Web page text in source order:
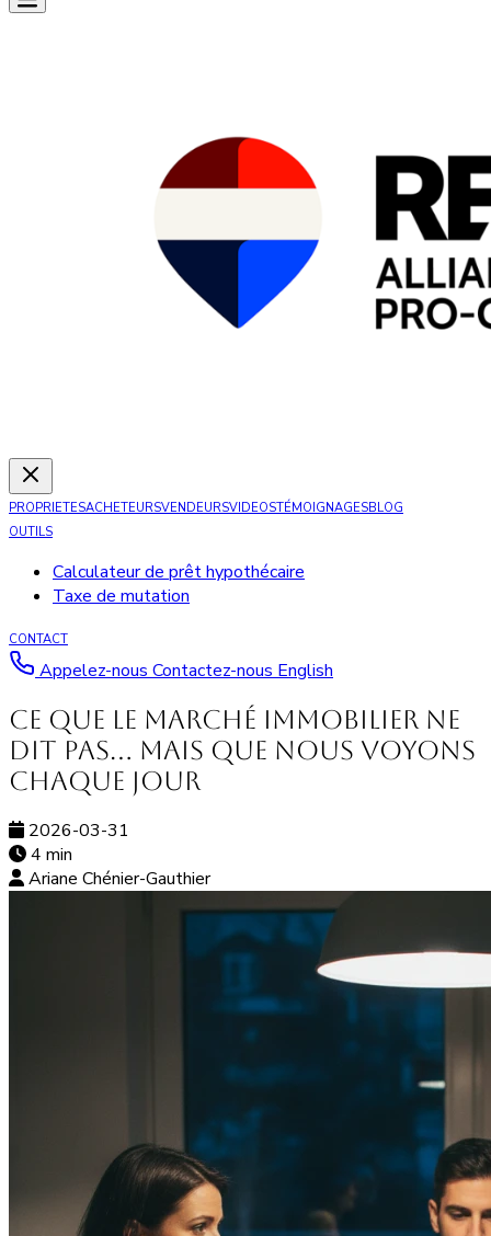
PROPRIETESACHETEURSVENDEURSVIDEOSTÉMOIGNAGESBLOG
OUTILS
Calculateur de prêt hypothécaire
Taxe de mutation
CONTACT
Appelez-nous Contactez-nous English
Ce que le marché immobilier ne
dit pas… mais que nous voyons
chaque jour
2026-03-31
4 min
Ariane Chénier-Gauthier